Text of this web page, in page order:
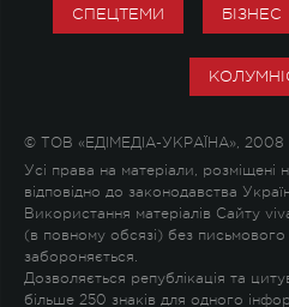
СПЕЦТЕМИ БІЗНЕС
© ТОВ «ЕДІМЕДІА-УКРАЇНА», 2008
Усі права на матеріали, розміщені
відповідно до законодавства
Використання матеріалів Сайту
(в повному обсязі) без письмового
забороняється.
Дозволяється републікація та
більше 250 знаків для одного